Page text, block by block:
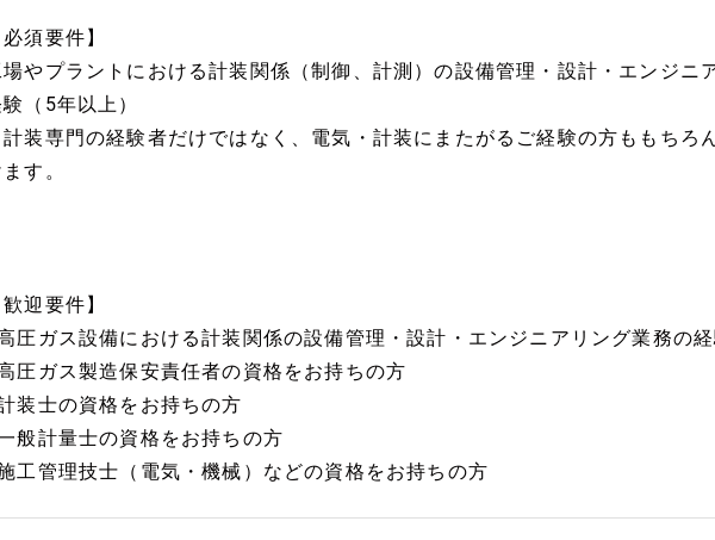
須要件】
やプラントにおける計装関係（制御、計測）の設備管理・設計・エンジニ
（5年以上）
装専門の経験者だけではなく、電気・計装にまたがるご経験の方ももちろ
す。
迎要件】
圧ガス設備における計装関係の設備管理・設計・エンジニアリング業務の
圧ガス製造保安責任者の資格をお持ちの方
装士の資格をお持ちの方
般計量士の資格をお持ちの方
工管理技士（電気・機械）などの資格をお持ちの方